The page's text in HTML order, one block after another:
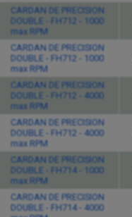
CARDAN DE PRECISION
DOUBLE - FH712 - 1000
max RPM
CARDAN DE PRECISION
DOUBLE - FH712 - 1000
max RPM
CARDAN DE PRECISION
DOUBLE - FH712 - 4000
max RPM
CARDAN DE PRECISION
DOUBLE - FH712 - 4000
max RPM
CARDAN DE PRECISION
DOUBLE - FH714 - 1000
max RPM
CARDAN DE PRECISION
DOUBLE - FH714 - 4000